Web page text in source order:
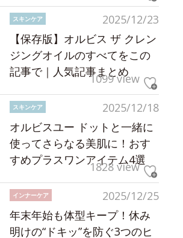
2025/12/23
スキンケア
【保存版】オルビス ザ クレン
ジングオイルのすべてをこの
記事で｜人気記事まとめ
1099 view
2025/12/18
スキンケア
オルビスユー ドットと一緒に
使ってさらなる美肌に！おす
すめプラスワンアイテム4選
1828 view
2025/12/25
インナーケア
年末年始も体型キープ！休み
明けの“ドキッ”を防ぐ3つのヒ